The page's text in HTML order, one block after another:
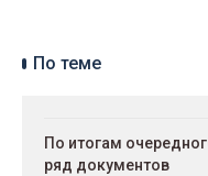
По теме
По итогам
ряд документов